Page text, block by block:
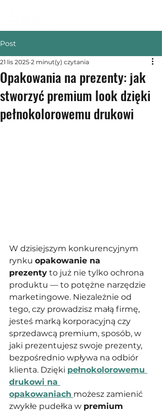
Post
Opakowania na prezenty: jak
stworzyć premium look dzięki
pełnokolorowemu drukowi
21 lis 2025 2 minut(y) czytania
W dzisiejszym konkurencyjnym
rynku opakowanie na
prezenty to już nie tylko ochrona
produktu — to potężne narzędzie
marketingowe. Niezależnie od
tego, czy prowadzisz małą firmę,
jesteś marką korporacyjną czy
sprzedawcą premium, sposób, w
jaki prezentujesz swoje prezenty,
bezpośrednio wpływa na odbiór
klienta. Dzięki pełnokolorowemu
drukowi na
opakowaniach możesz zamienić
zwykłe pudełka w premium